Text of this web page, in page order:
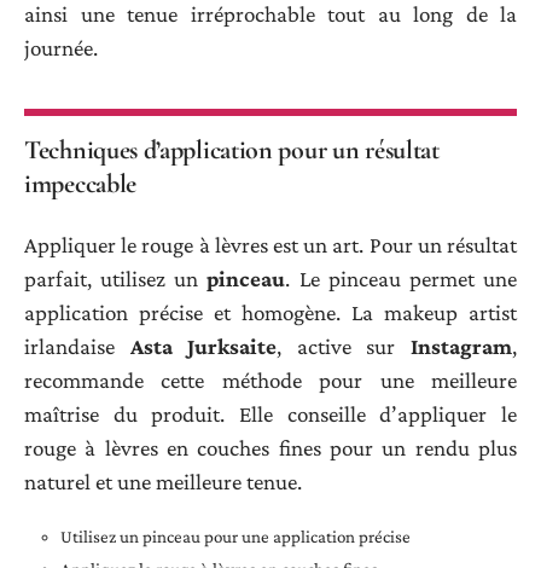
ainsi une tenue irréprochable tout au long de la
journée.
Techniques d’application pour un résultat
impeccable
Appliquer le rouge à lèvres est un art. Pour un résultat
parfait, utilisez unpinceau. Le pinceau permet une
application précise et homogène. La makeup artist
irlandaise Asta Jurksaite, active surInstagram,
recommande cette méthode pour une meilleure
maîtrise du produit. Elle conseille d’appliquer le
rouge à lèvres en couches fines pour un rendu plus
naturel et une meilleure tenue.
Utilisez un pinceau pour une application précise